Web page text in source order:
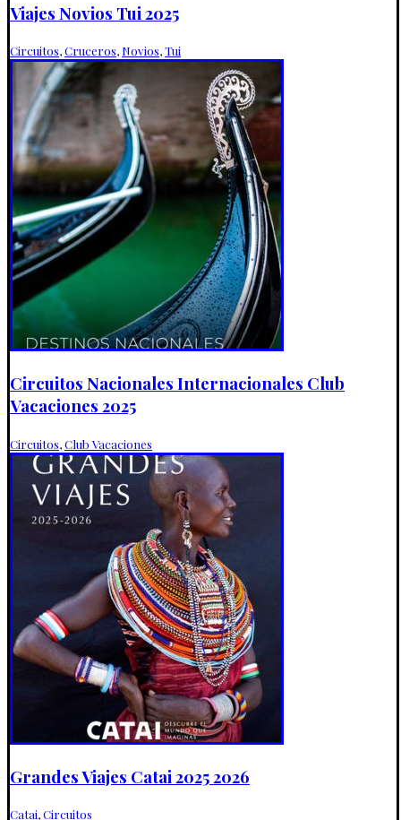
Viajes Novios Tui 2025
Circuitos,Cruceros, Novios,Tui
Circuitos Nacionales Internacionales Club
Vacaciones 2025
Circuitos,Club Vacaciones
Grandes Viajes Catai 2025 2026
Catai,Circuitos